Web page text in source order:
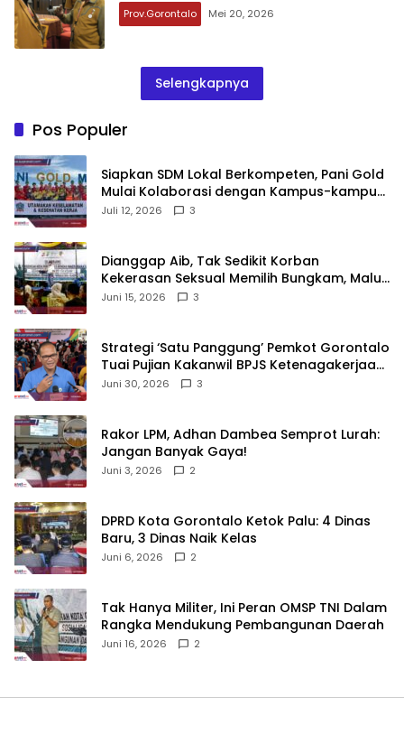
Prov.Gorontalo Mei 20, 2026
Selengkapnya
Pos Populer
‎Siapkan SDM Lokal Berkompeten, Pani Gold
Mulai Kolaborasi dengan Kampus-kampus
di Gorontalo
Juli 12, 2026 3
‎Dianggap Aib, Tak Sedikit Korban
Kekerasan Seksual Memilih Bungkam, Malu
untuk Melapor!‎
Juni 15, 2026 3
Strategi ‘Satu Panggung’ Pemkot Gorontalo
Tuai Pujian Kakanwil BPJS Ketenagakerjaan
Sulama‎‎
Juni 30, 2026 3
‎Rakor LPM, Adhan Dambea Semprot Lurah:
Jangan Banyak Gaya!‎
Juni 3, 2026 2
‎DPRD Kota Gorontalo Ketok Palu: 4 Dinas
Baru, 3 Dinas Naik Kelas
Juni 6, 2026 2
‎Tak Hanya Militer, Ini Peran OMSP TNI Dalam
Rangka Mendukung Pembangunan Daerah
Juni 16, 2026 2